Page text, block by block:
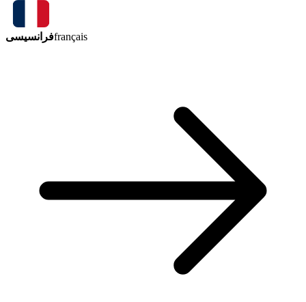
فرانسیسیfrançais